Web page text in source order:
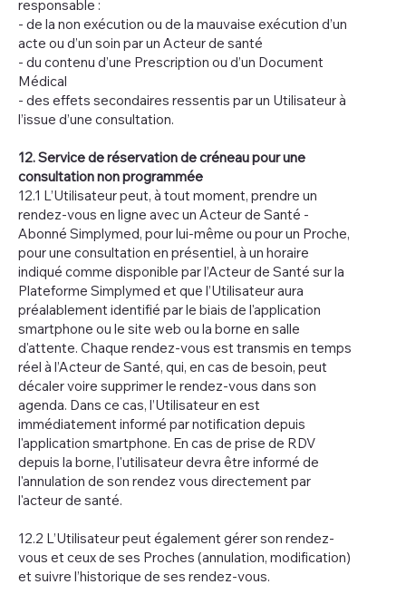
responsable :
- de la non exécution ou de la mauvaise exécution d’un
acte ou d’un soin par un Acteur de santé
- du contenu d’une Prescription ou d’un Document
Médical
- des effets secondaires ressentis par un Utilisateur à
l’issue d’une consultation.
12. Service de réservation de créneau pour une
consultation non programmée
12.1 L’Utilisateur peut, à tout moment, prendre un
rendez-vous en ligne avec un Acteur de Santé -
Abonné Simplymed, pour lui-même ou pour un Proche,
pour une consultation en présentiel, à un horaire
indiqué comme disponible par l’Acteur de Santé sur la
Plateforme Simplymed et que l’Utilisateur aura
préalablement identifié par le biais de l'application
smartphone ou le site web ou la borne en salle
d'attente. Chaque rendez-vous est transmis en temps
réel à l’Acteur de Santé, qui, en cas de besoin, peut
décaler voire supprimer le rendez-vous dans son
agenda. Dans ce cas, l’Utilisateur en est
immédiatement informé par notification depuis
l'application smartphone. En cas de prise de RDV
depuis la borne, l'utilisateur devra être informé de
l'annulation de son rendez vous directement par
l'acteur de santé.
12.2 L’Utilisateur peut également gérer son rendez-
vous et ceux de ses Proches (annulation, modification)
et suivre l’historique de ses rendez-vous.